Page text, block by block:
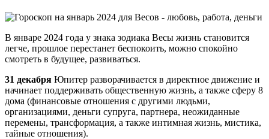
В январе 2024 года у знака зодиака Весы жизнь становится
легче, прошлое перестанет беспокоить, можно спокойно
смотреть в будущее, развиваться.
31 декабря Юпитер разворачивается в директное движение и
начинает поддерживать общественную жизнь, а также сферу 8
дома (финансовые отношения с другими людьми,
организациями, деньги супруга, партнера, неожиданные
перемены, трансформация, а также интимная жизнь, мистика,
тайные отношения).